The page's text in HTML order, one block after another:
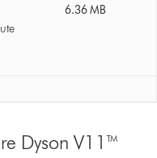
6.36 MB
Dyson V11™